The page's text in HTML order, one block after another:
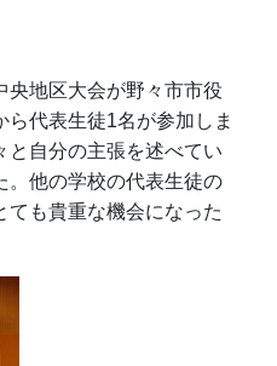
地区大会が野々市市役
ら代表生徒1名が参加しま
と自分の主張を述べてい
。他の学校の代表生徒の
ても貴重な機会になった